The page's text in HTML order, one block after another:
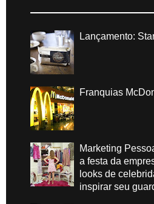
Lançamento:
Franquias
Marketing
a festa da
looks de
inspirar seu